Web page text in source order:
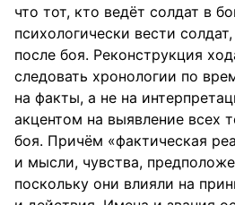
что тот, кто ведёт солдат в
психологически вести
после боя. Реконструкция
следовать хронологии по
на факты, а не на
акцентом на выявление всех
боя. Причём «фактическая
и мысли, чувства,
поскольку они влияли на